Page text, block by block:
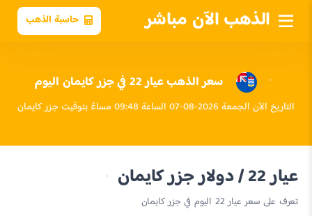
الذهب الآن مباشر حاسبة الذهب
سعر الذهب عيار 22 في جزر كايمان اليوم
التاريخ الآن الجمعة 2026-08-07 الساعة 09:48 مساءً بتوقيت جزر كايمان
عيار 22 / دولار جزر كايمان
تعرف على سعر عيار 22 اليوم في جزر كايمان